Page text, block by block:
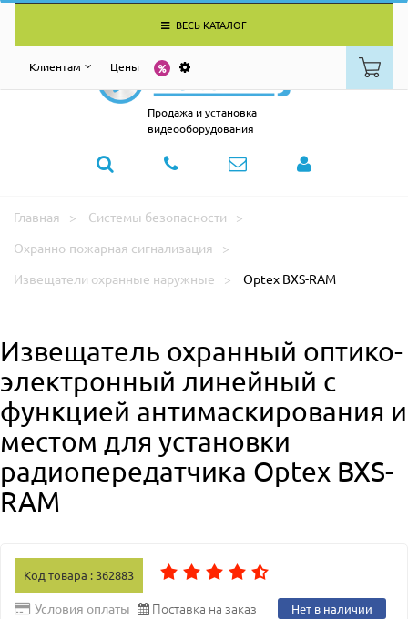
ВЕСЬ КАТАЛОГ
Клиентам Цены
Продажа и установка
видеооборудования
Главная
Системы безопасности
Охранно-пожарная сигнализация
Извещатели охранные наружные
Optex BXS-RAM
Извещатель охранный оптико-
электронный линейный с
функцией антимаскирования и
местом для установки
радиопередатчика Optex BXS-
RAM
Код товара : 362883
Условия оплаты Поставка на заказ Нет в наличии